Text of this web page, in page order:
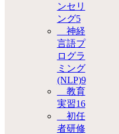
ンセリ
ング5
神経
言語プ
ログラ
ミング
(NLP)9
教育
実習16
初任
者研修